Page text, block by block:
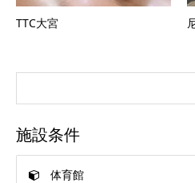
TTC大宮
施設条件
体育館